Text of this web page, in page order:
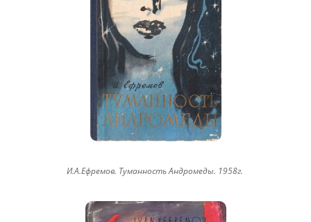
И.А.Ефремов. Туманность Андромеды. 1958г.